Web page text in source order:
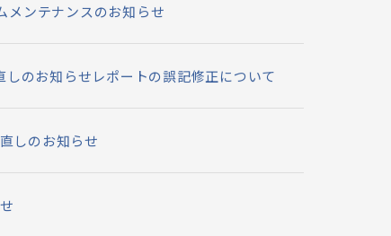
メンテナンスのお知らせ
しのお知らせレポートの誤記修正について
しのお知らせ